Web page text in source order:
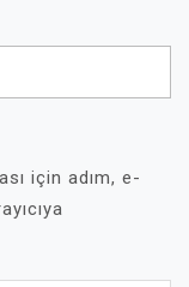
için adım, e-